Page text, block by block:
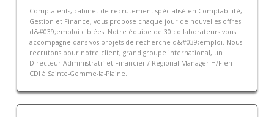
Comptalents, cabinet de recrutement spécialisé en Comptabilité,
Gestion et Finance, vous propose chaque jour de nouvelles offres
d&#039;emploi ciblées. Notre équipe de 30 collaborateurs vous
accompagne dans vos projets de recherche d&#039;emploi. Nous
recrutons pour notre client, grand groupe international, un
Directeur Administratif et Financier / Regional Manager H/F en
CDI à Sainte-Gemme-la-Plaine...